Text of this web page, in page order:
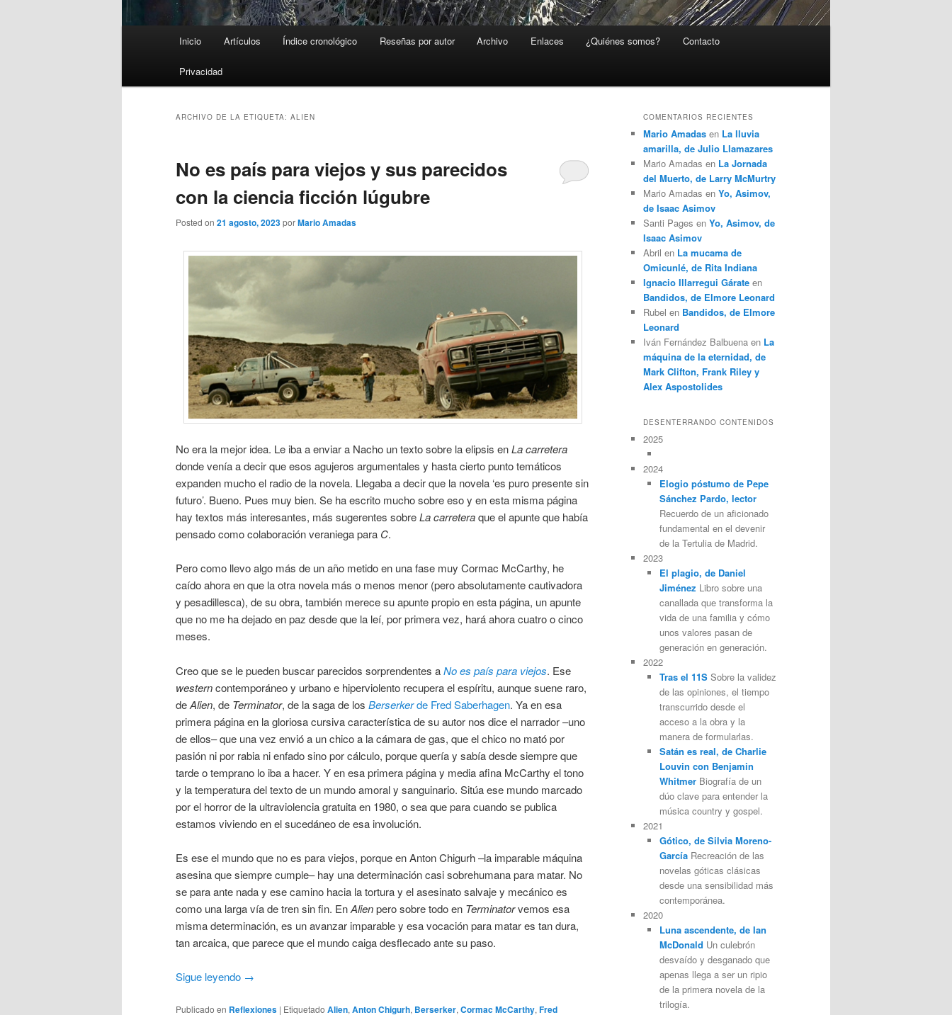
Inicio Artículos Índice cronológico Reseñas por autor Archivo Enlaces ¿Quiénes somos? Contacto
Privacidad
ARCHIVO DE LA ETIQUETA: ALIEN
No es país para viejos y sus parecidos
con la ciencia ficción lúgubre
Posted on 21 agosto, 2023porMario Amadas
No era la mejor idea. Le iba a enviar a Nacho un texto sobre la elipsis enLa carretera
donde venía a decir que esos agujeros argumentales y hasta cierto punto temáticos
expanden mucho el radio de la novela. Llegaba a decir que la novela ‘es puro presente sin
futuro’. Bueno. Pues muy bien. Se ha escrito mucho sobre eso y en esta misma página
hay textos más interesantes, más sugerentes sobreLa carreteraque el apunte que había
pensado como colaboración veraniega para C.
Pero como llevo algo más de un año metido en una fase muy Cormac McCarthy, he
caído ahora en que la otra novela más o menos menor (pero absolutamente cautivadora
y pesadillesca), de su obra, también merece su apunte propio en esta página, un apunte
que no me ha dejado en paz desde que la leí, por primera vez, hará ahora cuatro o cinco
meses.
Creo que se le pueden buscar parecidos sorprendentes aNo es país para viejos. Ese
westerncontemporáneo y urbano e hiperviolento recupera el espíritu, aunque suene raro,
deAlien, de Terminator, de la saga de los Berserkerde Fred Saberhagen. Ya en esa
primera página en la gloriosa cursiva característica de su autor nos dice el narrador –uno
de ellos– que una vez envió a un chico a la cámara de gas, que el chico no mató por
pasión ni por rabia ni enfado sino por cálculo, porque quería y sabía desde siempre que
tarde o temprano lo iba a hacer. Y en esa primera página y media afina McCarthy el tono
y la temperatura del texto de un mundo amoral y sanguinario. Sitúa ese mundo marcado
por el horror de la ultraviolencia gratuita en 1980, o sea que para cuando se publica
estamos viviendo en el sucedáneo de esa involución.
Es ese el mundo que no es para viejos, porque en Anton Chigurh –la imparable máquina
asesina que siempre cumple– hay una determinación casi sobrehumana para matar. No
se para ante nada y ese camino hacia la tortura y el asesinato salvaje y mecánico es
como una larga vía de tren sin fin. EnAlienpero sobre todo en Terminatorvemos esa
misma determinación, es un avanzar imparable y esa vocación para matar es tan dura,
tan arcaica, que parece que el mundo caiga desflecado ante su paso.
Sigue leyendo →
Publicado en Reflexiones | Etiquetado Alien, Anton Chigurh, Berserker, Cormac McCarthy, Fred
COMENTARIOS RECIENTES
Mario Amadas en La lluvia
amarilla, de Julio Llamazares
Mario Amadas en La Jornada
del Muerto, de Larry McMurtry
Mario Amadas en Yo, Asimov,
de Isaac Asimov
Santi Pages en Yo, Asimov, de
Isaac Asimov
Abril en La mucama de
Omicunlé, de Rita Indiana
Ignacio Illarregui Gárate en
Bandidos, de Elmore Leonard
Rubel en Bandidos, de Elmore
Leonard
Iván Fernández Balbuena en La
máquina de la eternidad, de
Mark Clifton, Frank Riley y
Alex Aspostolides
DESENTERRANDO CONTENIDOS
2025
2024
Elogio póstumo de Pepe
Sánchez Pardo, lector
Recuerdo de un aficionado
fundamental en el devenir
de la Tertulia de Madrid.
2023
El plagio, de Daniel
Jiménez Libro sobre una
canallada que transforma la
vida de una familia y cómo
unos valores pasan de
generación en generación.
2022
Tras el 11SSobre la validez
de las opiniones, el tiempo
transcurrido desde el
acceso a la obra y la
manera de formularlas.
Satán es real, de Charlie
Louvin con Benjamin
WhitmerBiografía de un
dúo clave para entender la
música country y gospel.
2021
Gótico, de Silvia Moreno-
GarcíaRecreación de las
novelas góticas clásicas
desde una sensibilidad más
contemporánea.
2020
Luna ascendente, de Ian
McDonald Un culebrón
desvaído y desganado que
apenas llega a ser un ripio
de la primera novela de la
trilogía.